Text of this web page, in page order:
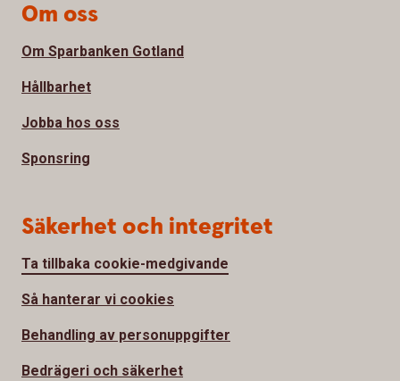
Om oss
Om Sparbanken Gotland
Hållbarhet
Jobba hos oss
Sponsring
Säkerhet och integritet
Ta tillbaka cookie-medgivande
Så hanterar vi cookies
Behandling av personuppgifter
Bedrägeri och säkerhet